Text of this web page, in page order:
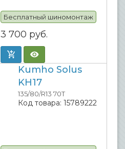
Бесплатный шиномонтаж
3 700 руб.
Kumho Solus
KH17
135/80/R13 70T
Код товара: 15789222